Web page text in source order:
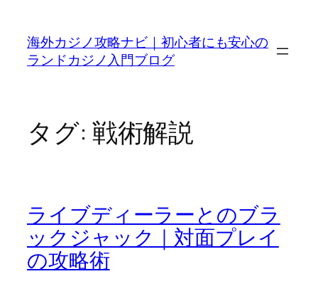
海外カジノ攻略ナビ｜初心者にも安心の
ランドカジノ入門ブログ
タグ: 戦術解説
ライブディーラーとのブラ
ックジャック｜対面プレイ
の攻略術